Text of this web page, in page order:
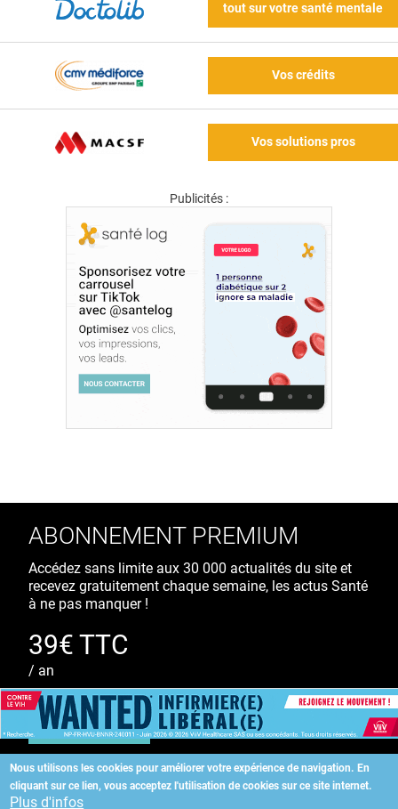
tout sur votre santé mentale
Vos crédits
Vos solutions pros
Publicités :
Nous utilisons les cookies pour améliorer votre expérience de navigation. En
cliquant sur ce lien, vous acceptez l'utilisation de cookies sur ce site internet.
Plus d'infos
ABONNEMENT PREMIUM
Accédez sans limite aux 30 000 actualités du site et
recevez gratuitement chaque semaine, les actus Santé
à ne pas manquer !
39€ TTC
/ an
S'ABONNER
Copyright